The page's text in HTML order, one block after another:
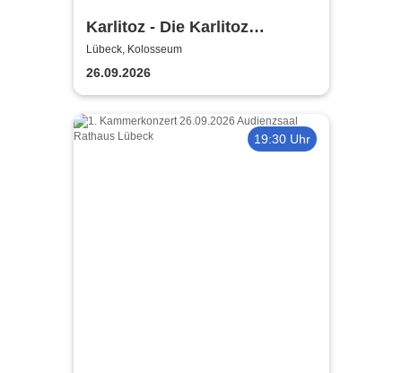
Karlitoz - Die Karlitoz
Supershow
Lübeck, Kolosseum
26.09.2026
19:30 Uhr